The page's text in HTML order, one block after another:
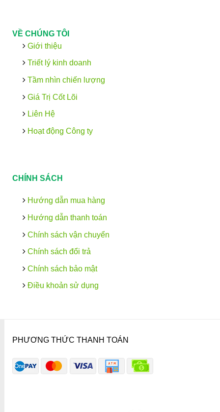
VỀ CHÚNG TÔI
Giới thiệu
Triết lý kinh doanh
Tầm nhìn chiến lượng
Giá Trị Cốt Lõi
Liên Hệ
Hoạt động Công ty
CHÍNH SÁCH
Hướng dẫn mua hàng
Hướng dẫn thanh toán
Chính sách vận chuyển
Chính sách đổi trả
Chính sách bảo mật
Điều khoản sử dụng
PHƯƠNG THỨC THANH TOÁN